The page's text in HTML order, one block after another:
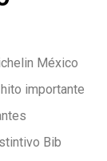
México
importante
Bib